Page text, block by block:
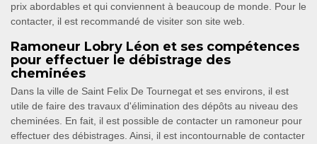
prix abordables et qui conviennent à beaucoup de monde. Pour le
contacter, il est recommandé de visiter son site web.
Ramoneur Lobry Léon et ses compétences
pour effectuer le débistrage des
cheminées
Dans la ville de Saint Felix De Tournegat et ses environs, il est
utile de faire des travaux d'élimination des dépôts au niveau des
cheminées. En fait, il est possible de contacter un ramoneur pour
effectuer des débistrages. Ainsi, il est incontournable de contacter